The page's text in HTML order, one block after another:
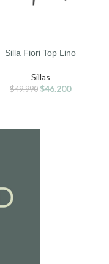
Silla Fiori Top Lino
Sillas
$49.990 $46.200